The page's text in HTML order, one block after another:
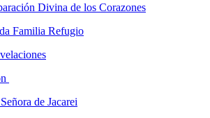
Divina de los Corazones
Familia Refugio
de Jacarei